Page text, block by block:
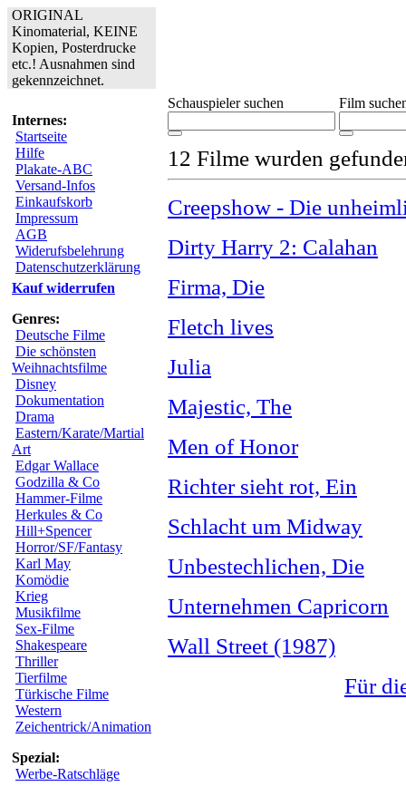
ORIGINAL
Kinomaterial, KEINE
Kopien, Posterdrucke
etc.! Ausnahmen sind
gekennzeichnet.
Internes:
Startseite
Hilfe
Plakate-ABC
Versand-Infos
Einkaufskorb
Impressum
AGB
Widerufsbelehrung
Datenschutzerklärung
Kauf widerrufen
Genres:
Deutsche Filme
Die schönsten
Weihnachtsfilme
Disney
Dokumentation
Drama
Eastern/Karate/Martial
Art
Edgar Wallace
Godzilla & Co
Hammer-Filme
Herkules & Co
Hill+Spencer
Horror/SF/Fantasy
Karl May
Komödie
Krieg
Musikfilme
Sex-Filme
Shakespeare
Thriller
Tierfilme
Türkische Filme
Western
Zeichentrick/Animation
Spezial:
Werbe-Ratschläge
Schauspieler suchen Film
12 Filme wurden
Creepshow - Die
Dirty Harry 2: Calahan
Firma, Die
Fletch lives
Julia
Majestic, The
Men of Honor
Richter sieht rot, Ein
Schlacht um Midway
Unbestechlichen, Die
Unternehmen Capricorn
Wall Street (1987)
Für